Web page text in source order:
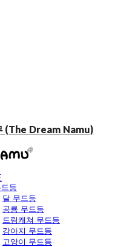
(The Dream Namu)
등
달 무드등
공룡 무드등
드림캐쳐 무드등
강아지 무드등
고양이 무드등